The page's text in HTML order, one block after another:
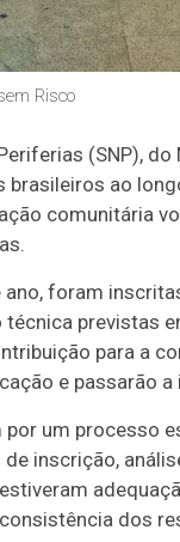
Risco
(SNP),
ao
comunitária
ano, foram
técnica previstas
para a
e passarão
um processo
inscrição,
dos